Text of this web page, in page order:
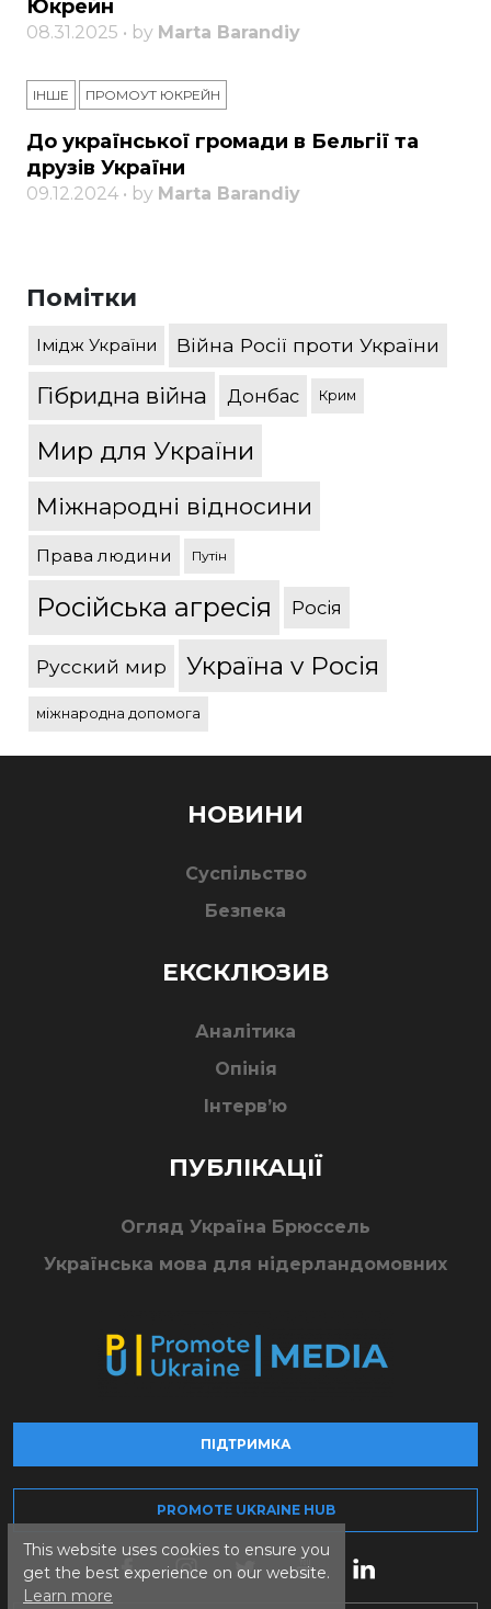
This website uses cookies to ensure you
get the best experience on our website.
Learn more
Юкрейн
08.31.2025 • by Marta Barandiy
ІНШЕ ПРОМОУТ ЮКРЕЙН
До української громади в Бельгії та
друзів України
09.12.2024 • by Marta Barandiy
Помітки
Імідж України Війна Росії проти України
Гібридна війна Донбас Крим
Мир для України
Міжнародні відносини
Права людини Путін
Російська агресія Росія
Русский мир Україна v Росія
міжнародна допомога
НОВИНИ
Суспільство
Безпека
ЕКСКЛЮЗИВ
Аналітика
Опінія
Інтерв’ю
ПУБЛІКАЦІЇ
Огляд Україна Брюссель
Українська мова для нідерландомовних
ПІДТРИМКА
PROMOTE UKRAINE HUB